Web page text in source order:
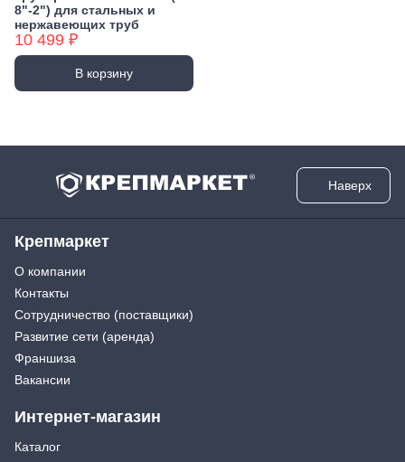
8"-2") для стальных и
нержавеющих труб
10 499 ₽
В корзину
Наверх
Крепмаркет
О компании
Контакты
Сотрудничество (поставщики)
Развитие сети (аренда)
Франшиза
Вакансии
Интернет-магазин
Каталог